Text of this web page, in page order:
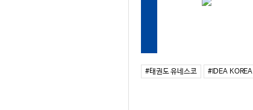
#태권도 유네스코 #IDEA KOREA